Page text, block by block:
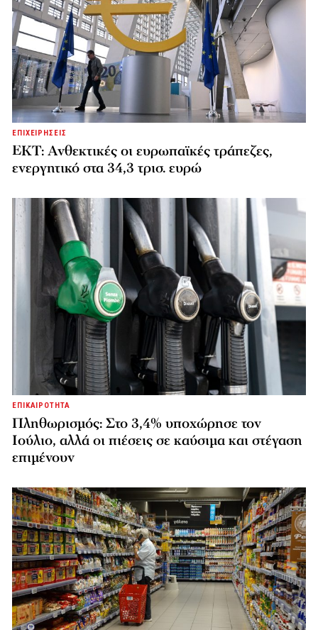
ΕΠΙΧΕΙΡΗΣΕΙΣ
ΕΚΤ: Ανθεκτικές οι ευρωπαϊκές τράπεζες,
ενεργητικό στα 34,3 τρισ. ευρώ
ΕΠΙΚΑΙΡΟΤΗΤΑ
Πληθωρισμός: Στο 3,4% υποχώρησε τον
Ιούλιο, αλλά οι πιέσεις σε καύσιμα και στέγαση
επιμένουν